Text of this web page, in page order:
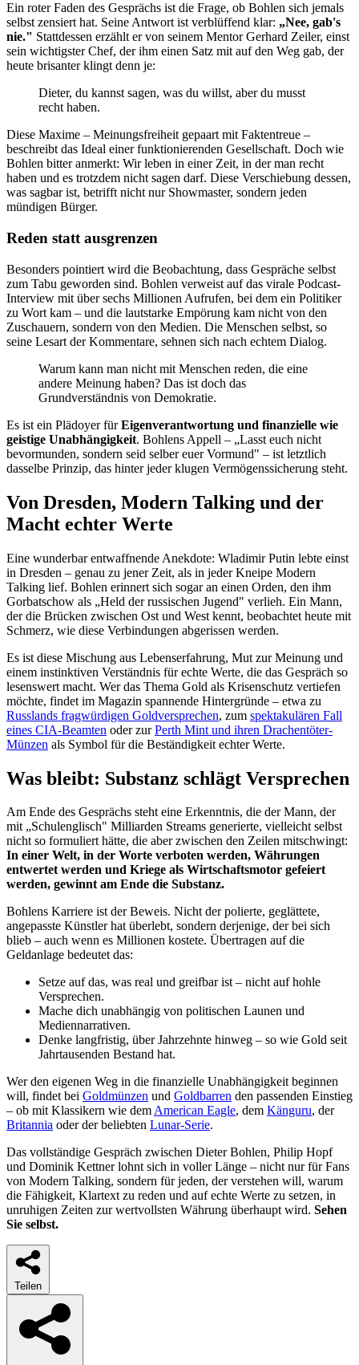
Ein roter Faden des Gesprächs ist die Frage, ob Bohlen sich jemals
selbst zensiert hat. Seine Antwort ist verblüffend klar: „Nee, gab's
nie." Stattdessen erzählt er von seinem Mentor Gerhard Zeiler, einst
sein wichtigster Chef, der ihm einen Satz mit auf den Weg gab, der
heute brisanter klingt denn je:
Dieter, du kannst sagen, was du willst, aber du musst
recht haben.
Diese Maxime – Meinungsfreiheit gepaart mit Faktentreue –
beschreibt das Ideal einer funktionierenden Gesellschaft. Doch wie
Bohlen bitter anmerkt: Wir leben in einer Zeit, in der man recht
haben und es trotzdem nicht sagen darf. Diese Verschiebung dessen,
was sagbar ist, betrifft nicht nur Showmaster, sondern jeden
mündigen Bürger.
Reden statt ausgrenzen
Besonders pointiert wird die Beobachtung, dass Gespräche selbst
zum Tabu geworden sind. Bohlen verweist auf das virale Podcast-
Interview mit über sechs Millionen Aufrufen, bei dem ein Politiker
zu Wort kam – und die lautstarke Empörung kam nicht von den
Zuschauern, sondern von den Medien. Die Menschen selbst, so
seine Lesart der Kommentare, sehnen sich nach echtem Dialog.
Warum kann man nicht mit Menschen reden, die eine
andere Meinung haben? Das ist doch das
Grundverständnis von Demokratie.
Es ist ein Plädoyer fürEigenverantwortung und finanzielle wie
geistige Unabhängigkeit. Bohlens Appell – „Lasst euch nicht
bevormunden, sondern seid selber euer Vormund" – ist letztlich
dasselbe Prinzip, das hinter jeder klugen Vermögenssicherung steht.
Von Dresden, Modern Talking und der
Macht echter Werte
Eine wunderbar entwaffnende Anekdote: Wladimir Putin lebte einst
in Dresden – genau zu jener Zeit, als in jeder Kneipe Modern
Talking lief. Bohlen erinnert sich sogar an einen Orden, den ihm
Gorbatschow als „Held der russischen Jugend" verlieh. Ein Mann,
der die Brücken zwischen Ost und West kennt, beobachtet heute mit
Schmerz, wie diese Verbindungen abgerissen werden.
Es ist diese Mischung aus Lebenserfahrung, Mut zur Meinung und
einem instinktiven Verständnis für echte Werte, die das Gespräch so
lesenswert macht. Wer das Thema Gold als Krisenschutz vertiefen
möchte, findet im Magazin spannende Hintergründe – etwa zu
Russlands fragwürdigen Goldversprechen, zum spektakulären Fall
eines CIA-Beamten oder zurPerth Mint und ihren Drachentöter-
Münzen als Symbol für die Beständigkeit echter Werte.
Was bleibt: Substanz schlägt Versprechen
Am Ende des Gesprächs steht eine Erkenntnis, die der Mann, der
mit „Schulenglisch" Milliarden Streams generierte, vielleicht selbst
nicht so formuliert hätte, die aber zwischen den Zeilen mitschwingt:
In einer Welt, in der Worte verboten werden, Währungen
entwertet werden und Kriege als Wirtschaftsmotor gefeiert
werden, gewinnt am Ende die Substanz.
Bohlens Karriere ist der Beweis. Nicht der polierte, geglättete,
angepasste Künstler hat überlebt, sondern derjenige, der bei sich
blieb – auch wenn es Millionen kostete. Übertragen auf die
Geldanlage bedeutet das:
Setze auf das, was real und greifbar ist – nicht auf hohle
Versprechen.
Mache dich unabhängig von politischen Launen und
Mediennarrativen.
Denke langfristig, über Jahrzehnte hinweg – so wie Gold seit
Jahrtausenden Bestand hat.
Wer den eigenen Weg in die finanzielle Unabhängigkeit beginnen
will, findet bei Goldmünzen und Goldbarren den passenden Einstieg
– ob mit Klassikern wie demAmerican Eagle, dem Känguru, der
Britannia oder der beliebten Lunar-Serie.
Das vollständige Gespräch zwischen Dieter Bohlen, Philip Hopf
und Dominik Kettner lohnt sich in voller Länge – nicht nur für Fans
von Modern Talking, sondern für jeden, der verstehen will, warum
die Fähigkeit, Klartext zu reden und auf echte Werte zu setzen, in
unruhigen Zeiten zur wertvollsten Währung überhaupt wird. Sehen
Sie selbst.
Teilen